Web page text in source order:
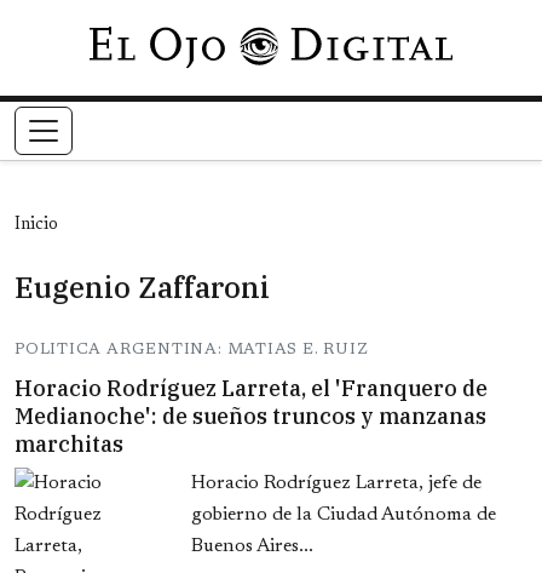
Pasar al contenido principal
Inicio
Eugenio Zaffaroni
POLITICA ARGENTINA: MATIAS E. RUIZ
Horacio Rodríguez Larreta, el 'Franquero de
Medianoche': de sueños truncos y manzanas
marchitas
Horacio Rodríguez Larreta, jefe de
gobierno de la Ciudad Autónoma de
Buenos Aires...